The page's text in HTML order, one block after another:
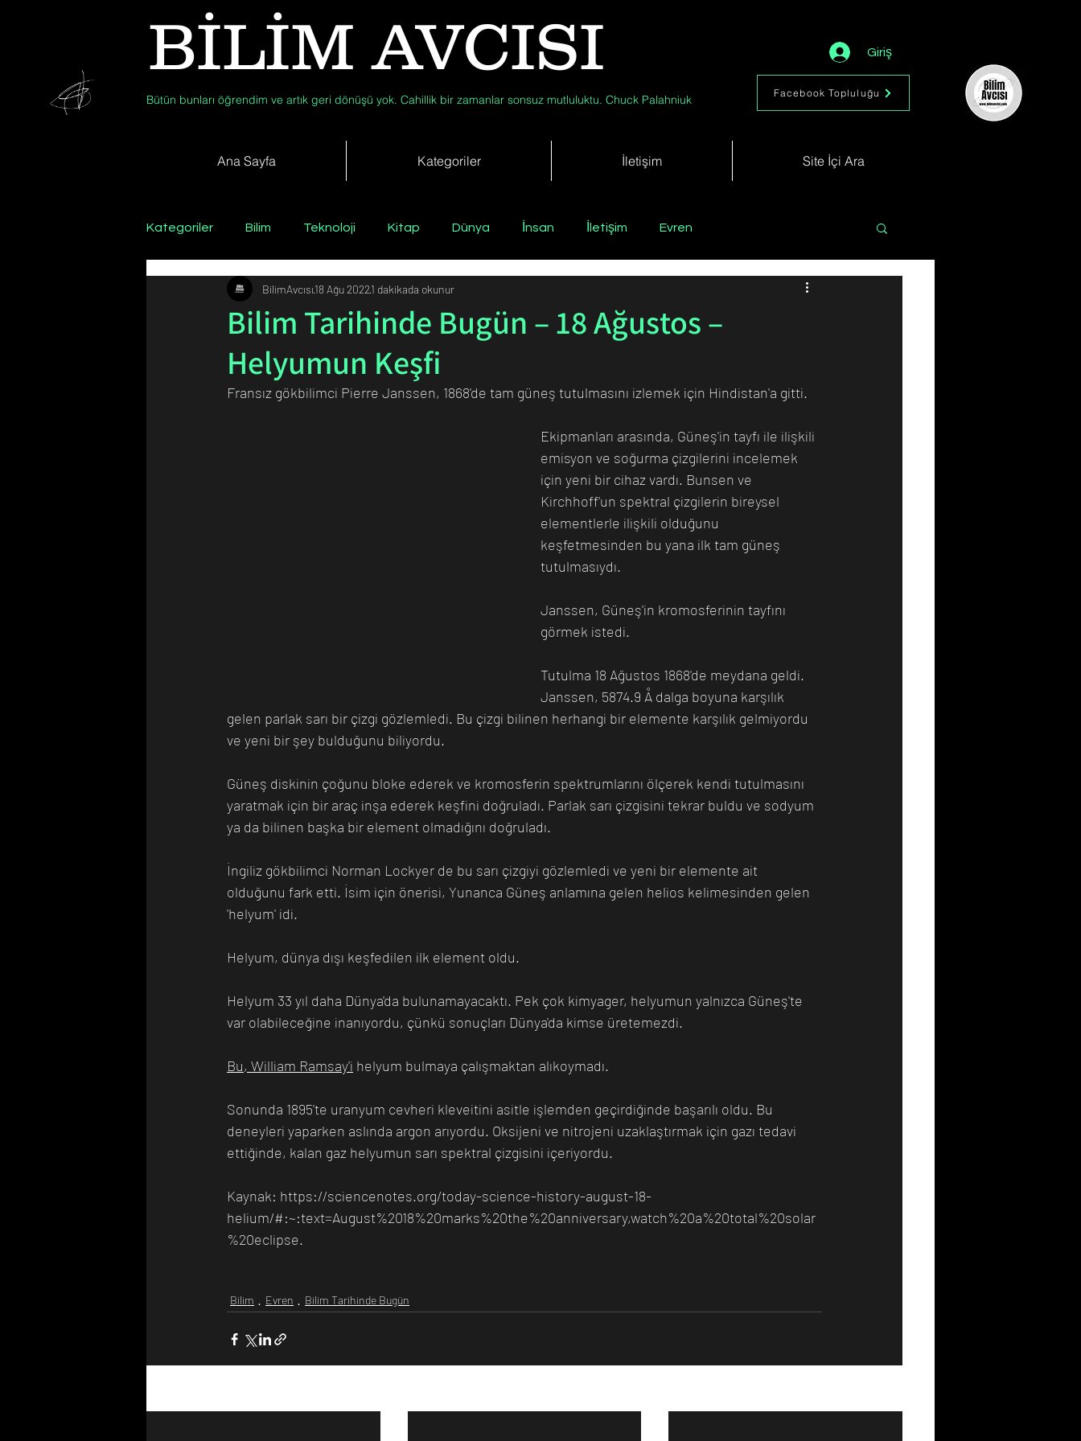
BİLİM AVCISI
Bütün bunları öğrendim ve artık geri dönüşü yok. Cahillik bir zamanlar sonsuz mutluluktu. Chuck Palahniuk
Giriş
Facebook Topluluğu
Ana Sayfa Kategoriler İletişim Site İçi Ara
Kategoriler Bilim Teknoloji Kitap Dünya İnsan İletişim Evren
Psikoloji / Sosyoloji / Felsefe Tıp Arkeoloji
Günün Fotoğrafı Biyoloji
Bilim Tarihinde Bugün – 18 Ağustos –
Helyumun Keşfi
BilimAvcısı18 Ağu 20221 dakikada okunur
Fransız gökbilimci Pierre Janssen, 1868'de tam güneş tutulmasını izlemek için Hindistan'a gitti.
Ekipmanları arasında, Güneş'in tayfı ile ilişkili
emisyon ve soğurma çizgilerini incelemek
için yeni bir cihaz vardı. Bunsen ve
Kirchhoff'un spektral çizgilerin bireysel
elementlerle ilişkili olduğunu
keşfetmesinden bu yana ilk tam güneş
tutulmasıydı.
Janssen, Güneş'in kromosferinin tayfını
görmek istedi.
Tutulma 18 Ağustos 1868'de meydana geldi.
Janssen, 5874.9 Å dalga boyuna karşılık
gelen parlak sarı bir çizgi gözlemledi. Bu çizgi bilinen herhangi bir elemente karşılık gelmiyordu
ve yeni bir şey bulduğunu biliyordu.
Güneş diskinin çoğunu bloke ederek ve kromosferin spektrumlarını ölçerek kendi tutulmasını
yaratmak için bir araç inşa ederek keşfini doğruladı. Parlak sarı çizgisini tekrar buldu ve sodyum
ya da bilinen başka bir element olmadığını doğruladı.
İngiliz gökbilimci Norman Lockyer de bu sarı çizgiyi gözlemledi ve yeni bir elemente ait
olduğunu fark etti. İsim için önerisi, Yunanca Güneş anlamına gelen helios kelimesinden gelen
'helyum' idi.
Helyum, dünya dışı keşfedilen ilk element oldu.
Helyum 33 yıl daha Dünya'da bulunamayacaktı. Pek çok kimyager, helyumun yalnızca Güneş'te
var olabileceğine inanıyordu, çünkü sonuçları Dünya'da kimse üretemezdi.
Bu, William Ramsay'i helyum bulmaya çalışmaktan alıkoymadı.
Sonunda 1895'te uranyum cevheri kleveitini asitle işlemden geçirdiğinde başarılı oldu. Bu
deneyleri yaparken aslında argon arıyordu. Oksijeni ve nitrojeni uzaklaştırmak için gazı tedavi
ettiğinde, kalan gaz helyumun sarı spektral çizgisini içeriyordu.
Kaynak: https://sciencenotes.org/today-science-history-august-18-
helium/#:~:text=August%2018%20marks%20the%20anniversary,watch%20a%20total%20solar
%20eclipse.
Bilim Evren Bilim Tarihinde Bugün